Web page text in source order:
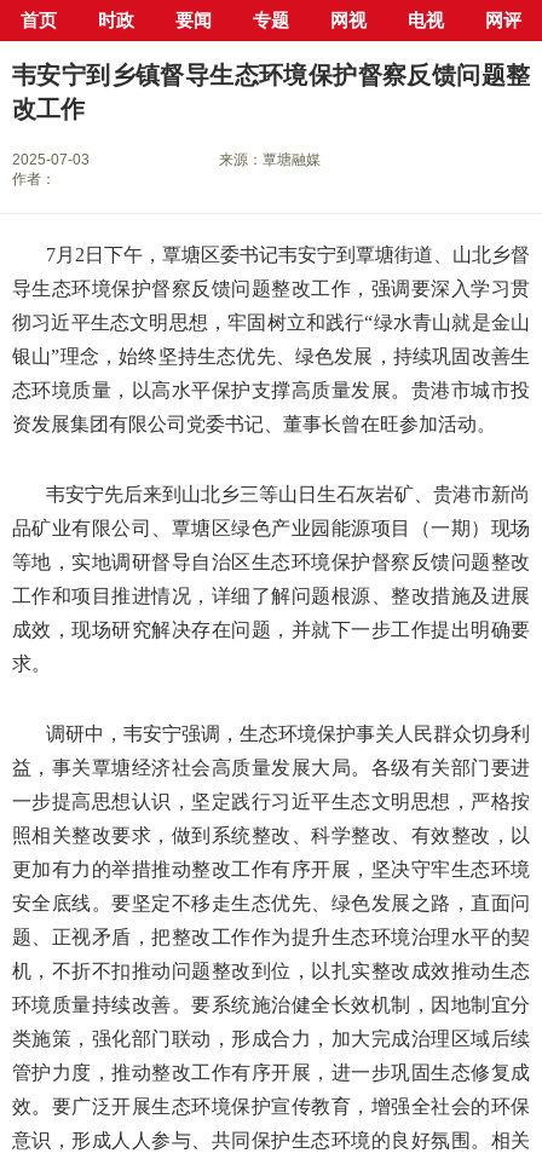
首页 时政 要闻 专题 网视 电视 网评
当前位置： 首页> 专栏>坚决打好污染防治攻坚战 > 正文
韦安宁到乡镇督导生态环境保护督察反馈问题整
改工作
2025-07-03
来源：覃塘融媒
作者：
7月2日下午，覃塘区委书记韦安宁到覃塘街道、山北乡督
导生态环境保护督察反馈问题整改工作，强调要深入学习贯
彻习近平生态文明思想，牢固树立和践行“绿水青山就是金山
银山”理念，始终坚持生态优先、绿色发展，持续巩固改善生
态环境质量，以高水平保护支撑高质量发展。贵港市城市投
资发展集团有限公司党委书记、董事长曾在旺参加活动。
韦安宁先后来到山北乡三等山日生石灰岩矿、贵港市新尚
品矿业有限公司、覃塘区绿色产业园能源项目（一期）现场
等地，实地调研督导自治区生态环境保护督察反馈问题整改
工作和项目推进情况，详细了解问题根源、整改措施及进展
成效，现场研究解决存在问题，并就下一步工作提出明确要
求。
调研中，韦安宁强调，生态环境保护事关人民群众切身利
益，事关覃塘经济社会高质量发展大局。各级有关部门要进
一步提高思想认识，坚定践行习近平生态文明思想，严格按
照相关整改要求，做到系统整改、科学整改、有效整改，以
更加有力的举措推动整改工作有序开展，坚决守牢生态环境
安全底线。要坚定不移走生态优先、绿色发展之路，直面问
题、正视矛盾，把整改工作作为提升生态环境治理水平的契
机，不折不扣推动问题整改到位，以扎实整改成效推动生态
环境质量持续改善。要系统施治健全长效机制，因地制宜分
类施策，强化部门联动，形成合力，加大完成治理区域后续
管护力度，推动整改工作有序开展，进一步巩固生态修复成
效。要广泛开展生态环境保护宣传教育，增强全社会的环保
意识，形成人人参与、共同保护生态环境的良好氛围。相关